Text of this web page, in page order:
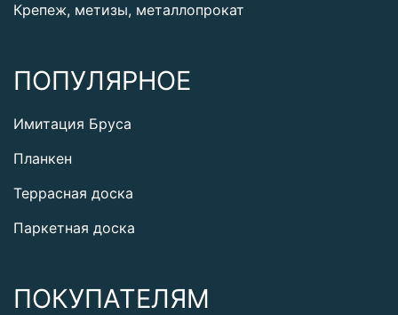
Крепеж, метизы, металлопрокат
ПОПУЛЯРНОЕ
Имитация Бруса
Планкен
Террасная доска
Паркетная доска
ПОКУПАТЕЛЯМ